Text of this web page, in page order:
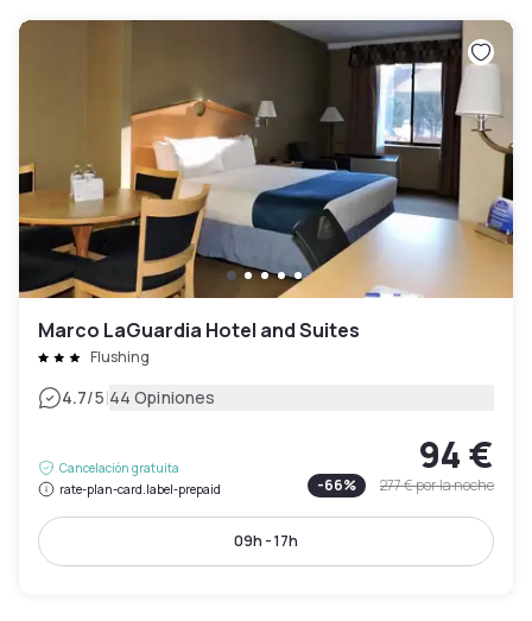
Marco LaGuardia Hotel and Suites
Flushing
4.7/5|44 Opiniones
Cancelación gratuita
rate-plan-card.label-prepaid
94 €
-66% 277 €por la noche
09h - 17h